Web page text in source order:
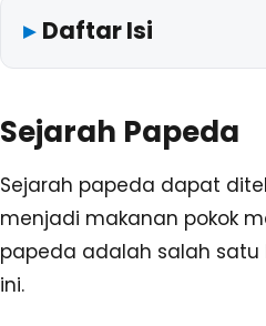
Daftar Isi
Sejarah Papeda
Sejarah papeda dapat
menjadi makanan pokok
papeda adalah salah satu
ini.